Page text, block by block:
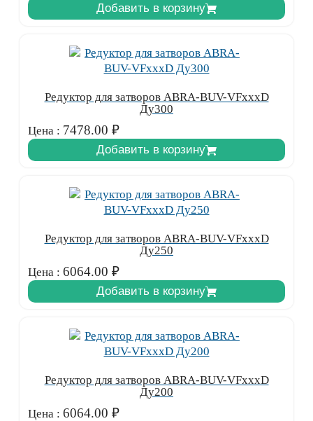
Добавить в корзину
Редуктор для затворов ABRA-BUV-VFxxxD
Ду300
Цена : 7478.00 ₽
Добавить в корзину
Редуктор для затворов ABRA-BUV-VFxxxD
Ду250
Цена : 6064.00 ₽
Добавить в корзину
Редуктор для затворов ABRA-BUV-VFxxxD
Ду200
Цена : 6064.00 ₽